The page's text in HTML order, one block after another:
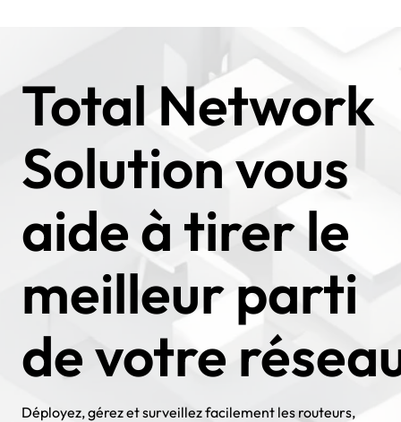
Total Network
Solution vous
aide à tirer le
meilleur parti
de votre
Déployez, gérez et surveillez facilement les routeurs,